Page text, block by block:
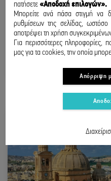
ΜΠΡΑΤΙΣΛΑΒΑ
ΑΠΟ ΑΘΗΝΑ
06 - 08 ΣΕΠΤΕΜΒΡΙΟΥ
/ άτομο
πατήσετε«Αποδοχή επιλογών».
Μπορείτε ανά πάσα στιγμή να
ρυθμίσεων της σελίδας, ωστόσο
αποτρέψει τη χρήση
Για περισσότερες πληροφορίες,
μας για τα cookies, την οποία
Απόρριψη